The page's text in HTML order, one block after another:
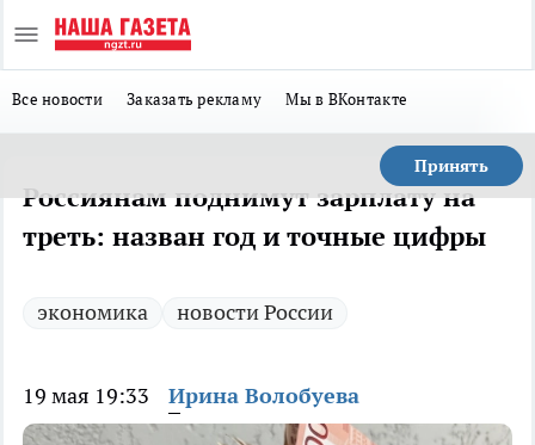
Все новости Заказать рекламу Мы в ВКонтакте
Принять
Россиянам поднимут зарплату на
треть: назван год и точные цифры
экономика новости России
19 мая 19:33 Ирина Волобуева